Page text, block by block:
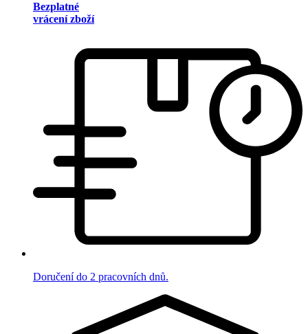
Bezplatné
vrácení zboží
Doručení do 2 pracovních dnů.